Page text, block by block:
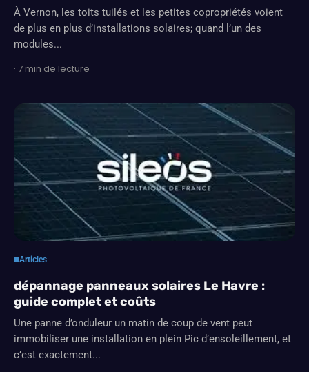
À Vernon, les toits tuilés et les petites copropriétés voient
de plus en plus d’installations solaires; quand l’un des
modules...
· 7 min de lecture
Articles
dépannage panneaux solaires Le Havre :
guide complet et coûts
Une panne d’onduleur un matin de coup de vent peut
immobiliser une installation en plein Pic d’ensoleillement, et
c’est exactement...